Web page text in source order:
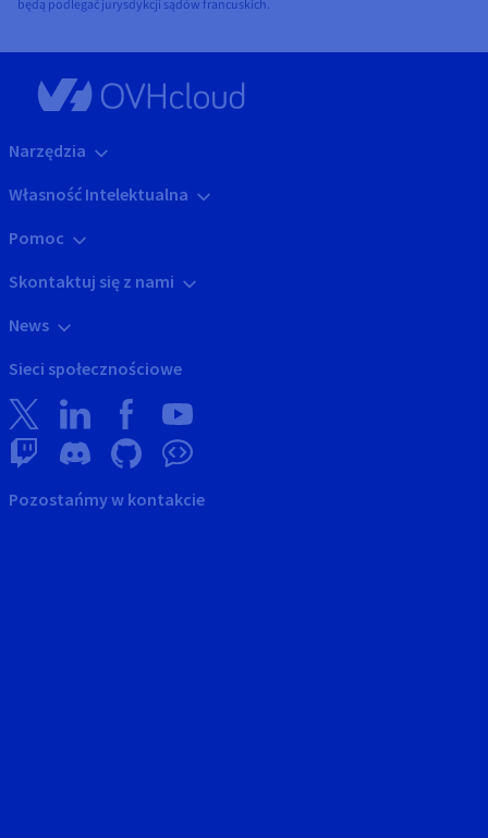
będą podlegać jurysdykcji sądów francuskich.
Narzędzia
Własność Intelektualna
Pomoc
Skontaktuj się z nami
News
Sieci społecznościowe
Pozostańmy w kontakcie